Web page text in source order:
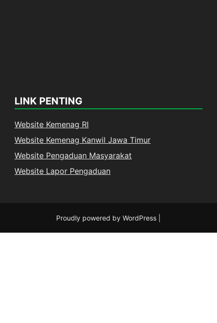
LINK PENTING
Website Kemenag RI
Website Kemenag Kanwil Jawa Timur
Website Pengaduan Masyarakat
Website Lapor Pengaduan
Proudly powered by WordPress